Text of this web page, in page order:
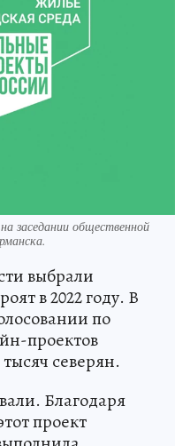
заседании общественной
выбрали
в 2022 году. В
по
проектов
северян.
Благодаря
проект